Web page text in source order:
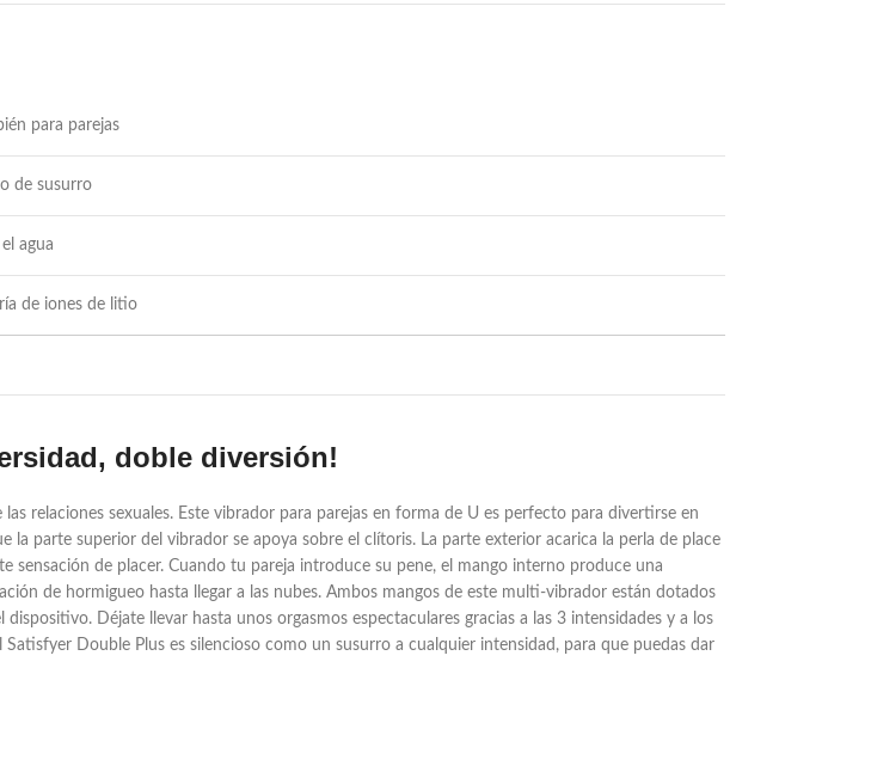
para parejas
de susurro
agua
de iones de litio
doble diversión!
relaciones sexuales. Este vibrador para parejas en forma de U es perfecto para divertirse en
parte superior del vibrador se apoya sobre el clítoris. La parte exterior acarica la perla de place
de placer. Cuando tu pareja introduce su pene, el mango interno produce una
de hormigueo hasta llegar a las nubes. Ambos mangos de este multi-vibrador están dotados
Déjate llevar hasta unos orgasmos espectaculares gracias a las 3 intensidades y a los
Double Plus es silencioso como un susurro a cualquier intensidad, para que puedas dar